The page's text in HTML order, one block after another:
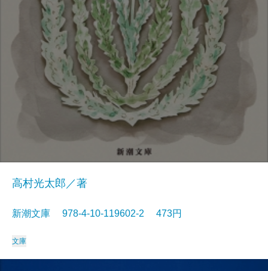
高村光太郎／著
新潮文庫 978-4-10-119602-2 473円
文庫